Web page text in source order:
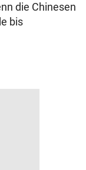
die Chinesen
bis